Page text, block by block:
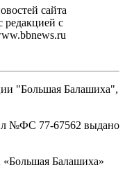
сайта
редакцией с
"Большая Балашиха",
№ФС ‎77-67562 выдано
Балашиха»